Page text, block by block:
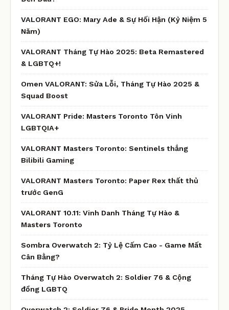
VALORANT EGO: Mary Ade & Sự Hối Hận (Kỷ Niệm 5
Năm)
VALORANT Tháng Tự Hào 2025: Beta Remastered
& LGBTQ+!
Omen VALORANT: Sửa Lỗi, Tháng Tự Hào 2025 &
Squad Boost
VALORANT Pride: Masters Toronto Tôn Vinh
LGBTQIA+
VALORANT Masters Toronto: Sentinels thắng
Bilibili Gaming
VALORANT Masters Toronto: Paper Rex thất thủ
trước GenG
VALORANT 10.11: Vinh Danh Tháng Tự Hào &
Masters Toronto
Sombra Overwatch 2: Tỷ Lệ Cấm Cao - Game Mất
Cân Bằng?
Tháng Tự Hào Overwatch 2: Soldier 76 & Cộng
đồng LGBTQ